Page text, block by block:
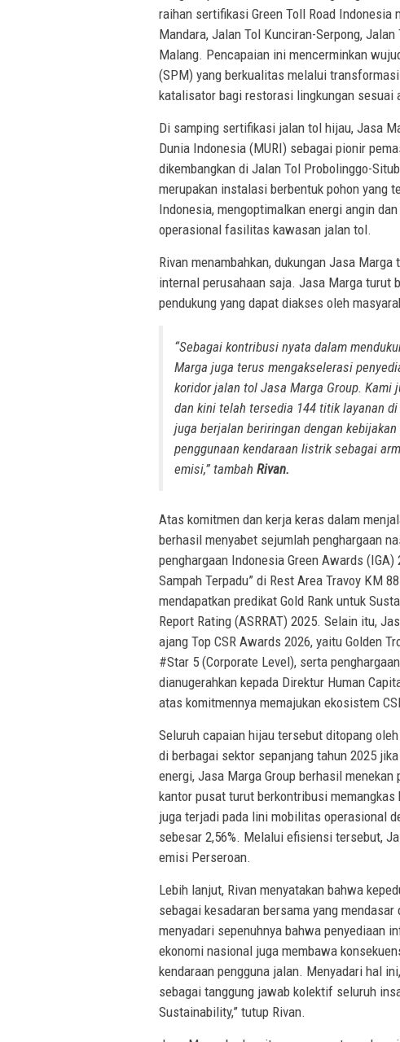
raihan sertifikasi Green Toll Road
Mandara, Jalan Tol Kunciran-Serpong,
Malang. Pencapaian ini mencerminkan
(SPM) yang berkualitas melalui
katalisator bagi restorasi lingkungan sesuai
Di samping sertifikasi jalan tol hijau, Jasa
Dunia Indonesia (MURI) sebagai pionir
dikembangkan di Jalan Tol Probolinggo-
merupakan instalasi berbentuk pohon yang
Indonesia, mengoptimalkan energi angin
operasional fasilitas kawasan jalan tol.
Rivan menambahkan, dukungan Jasa
internal perusahaan saja. Jasa Marga turut
pendukung yang dapat diakses oleh
“Sebagai kontribusi nyata dalam
Marga juga terus mengakselerasi
koridor jalan tol Jasa Marga Group. Kami
dan kini telah tersedia 144 titik layanan
juga berjalan beriringan dengan
penggunaan kendaraan listrik sebagai
emisi,” tambah Rivan.
Atas komitmen dan kerja keras dalam
berhasil menyabet sejumlah penghargaan
penghargaan Indonesia Green Awards
Sampah Terpadu” di Rest Area Travoy KM
mendapatkan predikat Gold Rank untuk
Report Rating (ASRRAT) 2025. Selain itu,
ajang Top CSR Awards 2026, yaitu Golden
#Star 5 (Corporate Level), serta
dianugerahkan kepada Direktur Human
atas komitmennya memajukan ekosistem
Seluruh capaian hijau tersebut ditopang
di berbagai sektor sepanjang tahun 2025
energi, Jasa Marga Group berhasil
kantor pusat turut berkontribusi
juga terjadi pada lini mobilitas operasional
sebesar 2,56%. Melalui efisiensi tersebut,
emisi Perseroan.
Lebih lanjut, Rivan menyatakan bahwa
sebagai kesadaran bersama yang
menyadari sepenuhnya bahwa penyediaan
ekonomi nasional juga membawa
kendaraan pengguna jalan. Menyadari hal
sebagai tanggung jawab kolektif seluruh
Sustainability,” tutup Rivan.